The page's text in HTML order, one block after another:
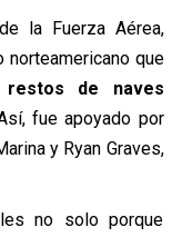
la Fuerza Aérea,
norteamericano que
de naves
fue apoyado por
y Ryan Graves,
no solo porque